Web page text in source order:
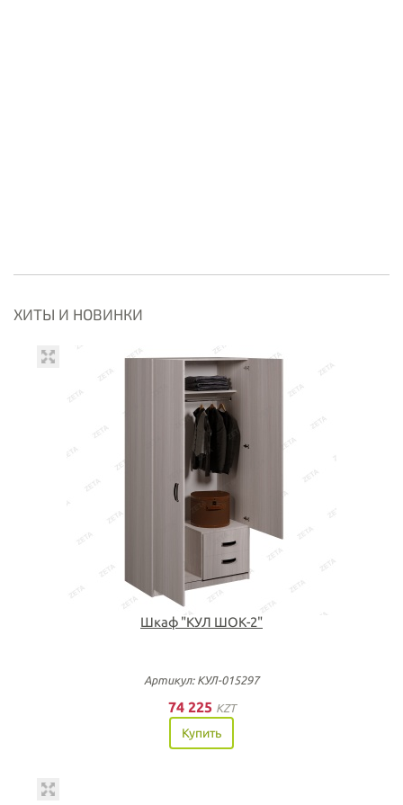
ХИТЫ И НОВИНКИ
Шкаф "КУЛ ШОК-2"
Артикул: КУЛ-015297
74 225 KZT
Купить